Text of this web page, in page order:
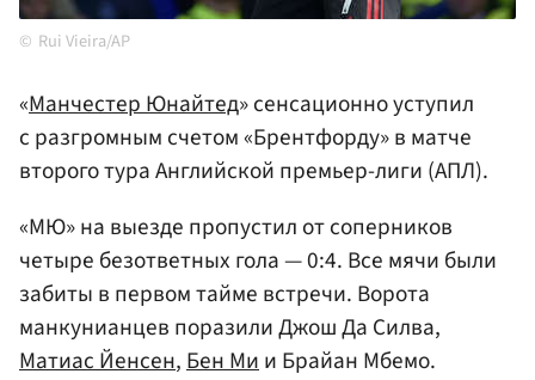
Rui Vieira/AP
«Манчестер Юнайтед» сенсационно уступил
с разгромным счетом «Брентфорду» в матче
второго тура Английской премьер-лиги (АПЛ).
«МЮ» на выезде пропустил от соперников
четыре безответных гола — 0:4. Все мячи были
забиты в первом тайме встречи. Ворота
манкунианцев поразили Джош Да Силва,
Матиас Йенсен,Бен Мии Брайан Мбемо.